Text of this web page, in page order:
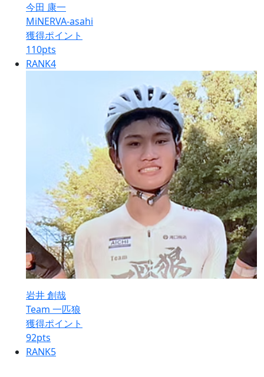
今田 康一
MiNERVA-asahi
獲得ポイント
110pts
RANK4
岩井 創哉
Team 一匹狼
獲得ポイント
92pts
RANK5